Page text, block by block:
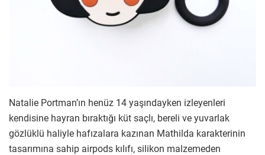
Natalie Portman’ın henüz 14 yaşındayken izleyenleri
kendisine hayran bıraktığı küt saçlı, bereli ve yuvarlak
gözlüklü haliyle hafızalara kazınan Mathilda karakterinin
tasarımına sahip airpods kılıfı, silikon malzemeden